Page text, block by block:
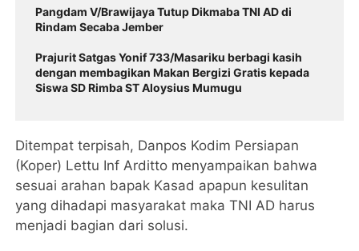
Pangdam V/Brawijaya Tutup Dikmaba TNI AD di
Rindam Secaba Jember
Prajurit Satgas Yonif 733/Masariku berbagi kasih
dengan membagikan Makan Bergizi Gratis kepada
Siswa SD Rimba ST Aloysius Mumugu
Ditempat terpisah, Danpos Kodim Persiapan
(Koper) Lettu Inf Arditto menyampaikan bahwa
sesuai arahan bapak Kasad apapun kesulitan
yang dihadapi masyarakat maka TNI AD harus
menjadi bagian dari solusi.